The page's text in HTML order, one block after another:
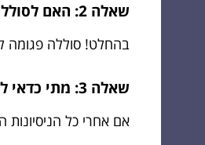
שאלה 2: האם לסוללה יש השפעה על טעינה?
בהחלט! סוללה פגומה
שאלה 3: מתי כדאי לפנות לשירות?
אם אחרי כל הניסיונות